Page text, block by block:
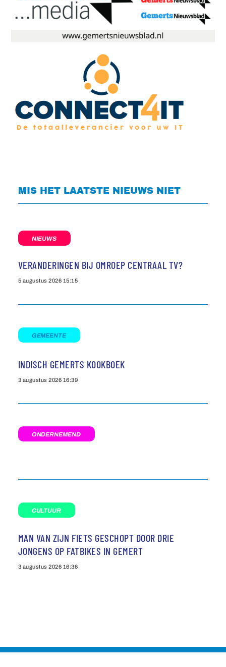
MIS HET LAATSTE NIEUWS NIET
NIEUWS
VERANDERINGEN BIJ OMROEP CENTRAAL TV?
5 augustus 2026 15:15
GEMEENTE
INDISCH GEMERTS KOOKBOEK
3 augustus 2026 16:39
ONDERNEMEND
CULTUUR
MAN VAN ZIJN FIETS GESCHOPT DOOR DRIE
JONGENS OP FATBIKES IN GEMERT
3 augustus 2026 16:36